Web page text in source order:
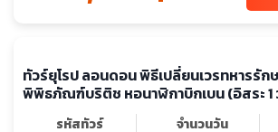
พ.ย. 69 - ธ.
เต็ม
18-24
เต็ม
19-25
เต็ม
25-01 26-02
วันหยุดพิเศษ โปรไฟไหม้ ที่เหลือน้อย